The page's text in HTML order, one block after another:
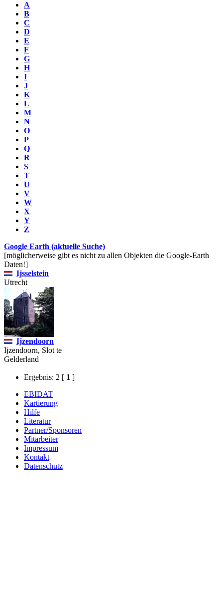
A
B
C
D
E
F
G
H
I
J
K
L
M
N
O
P
Q
R
S
T
U
V
W
X
Y
Z
Google Earth (aktuelle Suche)
[möglicherweise gibt es nicht zu allen Objekten die Google-Earth
Daten!]
Ijsselstein
Utrecht
Ijzendoorn
Ijzendoorn, Slot te
Gelderland
Ergebnis: 2 [ 1 ]
EBIDAT
Kartierung
Hilfe
Literatur
Partner/Sponsoren
Mitarbeiter
Impressum
Kontakt
Datenschutz